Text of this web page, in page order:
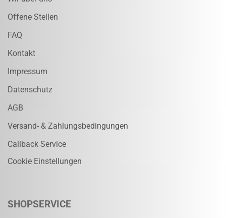
Offene Stellen
FAQ
Kontakt
Impressum
Datenschutz
AGB
Versand- & Zahlungsbedingungen
Callback Service
Cookie Einstellungen
SHOPSERVICE